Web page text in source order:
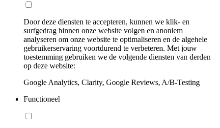
Door deze diensten te accepteren, kunnen we klik- en
surfgedrag binnen onze website volgen en anoniem
analyseren om onze website te optimaliseren en de algehele
gebruikerservaring voortdurend te verbeteren. Met jouw
toestemming gebruiken we de volgende diensten van derden
op deze website:
Google Analytics, Clarity, Google Reviews, A/B-Testing
Functioneel